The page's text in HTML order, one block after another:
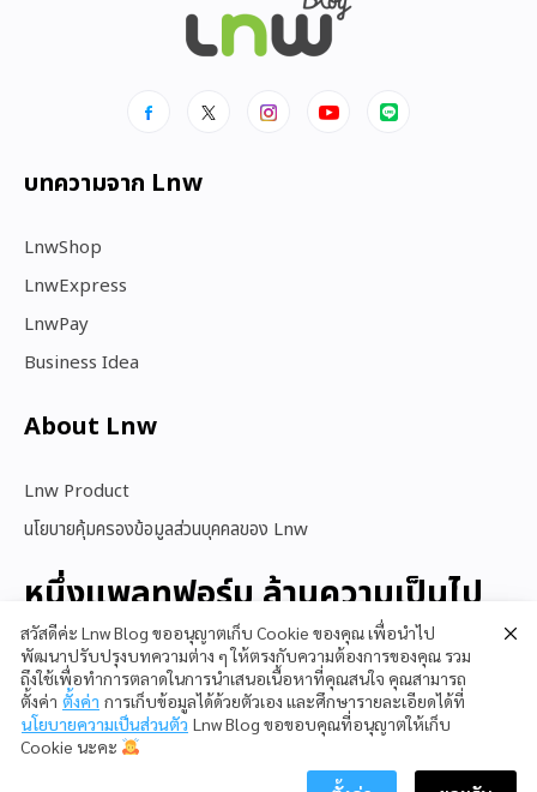
บทความจาก Lnw
LnwShop
LnwExpress
LnwPay
Business Idea
About Lnw​
Lnw Product
นโยบายคุ้มครองข้อมูลส่วนบุคคลของ Lnw
หนึ่งแพลทฟอร์ม ล้านความเป็นไป
ได้
สนใจใช้ LnwShop
สวัสดีค่ะ Lnw Blog ขออนุญาตเก็บ Cookie ของคุณ เพื่อนำไป
พัฒนาปรับปรุงบทความต่าง ๆ ให้ตรงกับความต้องการของคุณ รวม
ถึงใช้เพื่อทำการตลาดในการนำเสนอเนื้อหาที่คุณสนใจ คุณสามารถ
ตั้งค่า ตั้งค่า การเก็บข้อมูลได้ด้วยตัวเอง และศึกษารายละเอียดได้ที่
นโยบายความเป็นส่วนตัว Lnw Blog ขอขอบคุณที่อนุญาตให้เก็บ
Cookie นะคะ